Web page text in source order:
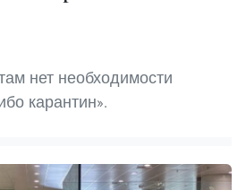
нет необходимости
карантин».